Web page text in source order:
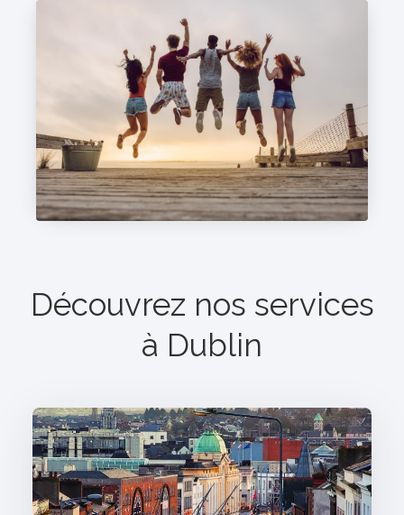
Découvrez nos services
à Dublin